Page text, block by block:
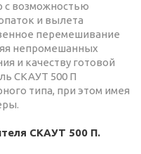
с возможностью
и вылета
перемешивание
непромешанных
и качеству готовой
СКАУТ 500 П
типа, при этом имея
СКАУТ 500 П.